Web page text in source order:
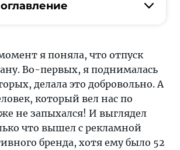
я поняла, что отпуск
Во-первых, я поднималась
делала это добровольно. А
который вел нас по
не запыхался! И выглядел
что вышел с рекламной
бренда, хотя ему было 52